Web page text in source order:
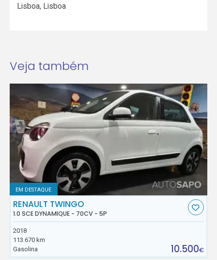
Lisboa, Lisboa
Veja também
EM DESTAQUE
RENAULT TWINGO
1.0 SCE DYNAMIQUE - 70CV - 5P
2018
113.670 km
Gasolina
10.500€